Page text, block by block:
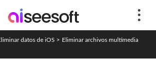
datos de iOS > Eliminar archivos multimedia